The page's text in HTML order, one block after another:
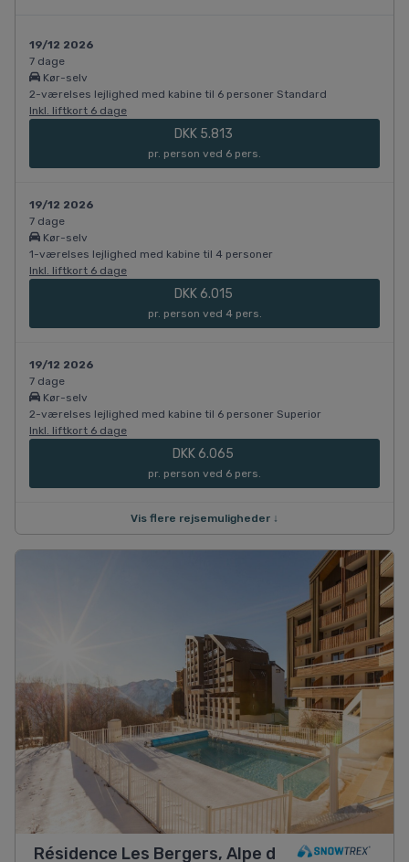
19/12 2026
7 dage
Kør-selv
2-værelses lejlighed med kabine til 6 personer Standard
Inkl. liftkort 6 dage
DKK 5.813
pr. person ved 6 pers.
19/12 2026
7 dage
Kør-selv
1-værelses lejlighed med kabine til 4 personer
Inkl. liftkort 6 dage
DKK 6.015
pr. person ved 4 pers.
19/12 2026
7 dage
Kør-selv
2-værelses lejlighed med kabine til 6 personer Superior
Inkl. liftkort 6 dage
DKK 6.065
pr. person ved 6 pers.
Vis flere rejsemuligheder ↓
Résidence Les Bergers, Alpe d